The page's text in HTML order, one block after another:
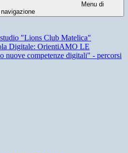
Menu di
navigazione
"Lions Club Matelica"
Digitale: OrientiAMO LE
nuove competenze digitali" - percorsi